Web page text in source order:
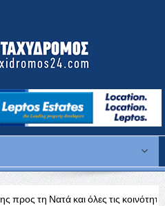
τις κοινότητες της Πάφου»